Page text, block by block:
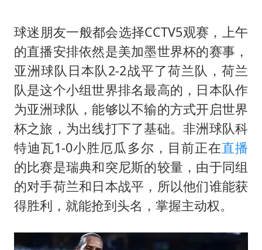
男子结婚8年发现3个女儿均非亲生
奋进开新局 实干挑大梁
球迷朋友一般都会选择CCTV5观赛，上午
的直播安排依然是美加墨世界杯的赛事，
亚洲球队日本队2-2战平了荷兰队，荷兰
队是这个小组世界排名最高的，日本队作
为亚洲球队，能够以不输的方式开启世界
杯之旅，为出线打下了基础。非洲球队科
特迪瓦1-0小胜厄瓜多尔，目前正在直播
的比赛是瑞典和突尼斯的较量，由于同组
的对手荷兰和日本战平，所以他们谁能获
得胜利，就能抢到头名，掌握主动权。